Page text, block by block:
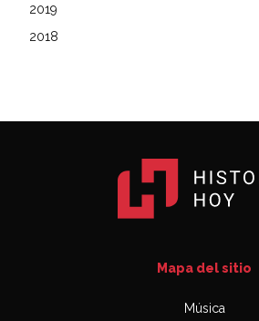
2019
2018
Mapa del sitio
Música